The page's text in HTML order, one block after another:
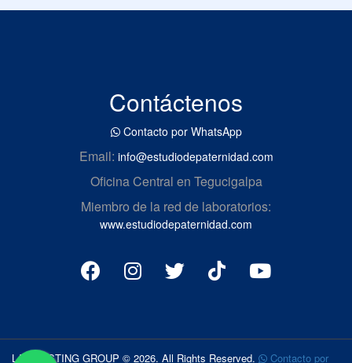
Contáctenos
Contacto por WhatsApp
Email: info@estudiodepaternidad.com
Oficina Central en Tegucigalpa
Miembro de la red de laboratorios:
www.estudiodepaternidad.com
LAB TESTING GROUP © 2026. All Rights Reserved. Contacto por